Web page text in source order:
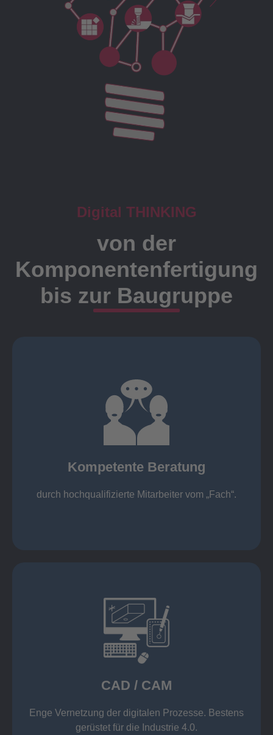
Digital THINKING
von der
Komponentenfertigung
bis zur Baugruppe
Kompetente Beratung
durch hochqualifizierte Mitarbeiter vom „Fach“.
Kompetente Beratung durch
„Fach“.
findet die Kundenbetreuung ausschließlich durch
Meister, Techniker oder Ingenieure statt.
Ansprechpartner
CAD / CAM
Enge Vernetzung der digitalen Prozesse. Bestens
gerüstet für die Industrie 4.0.
CAD / CAM
Einsatz moderner CAD/CAM Software wie z. B.
Solid Edge, Inventor und AutoCAD
Datenübernahme aus der Warenwirtschaft